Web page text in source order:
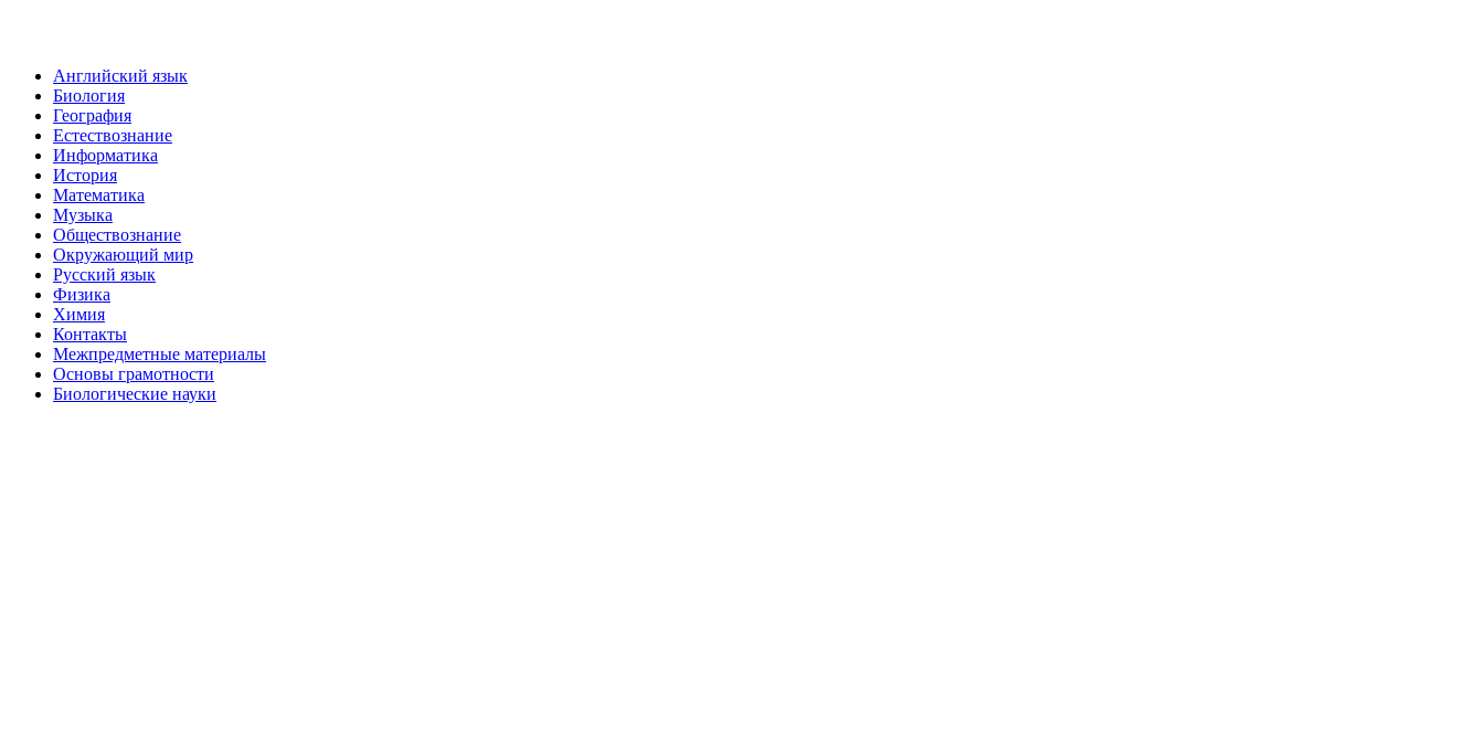
Английский язык
Биология
География
Естествознание
Информатика
История
Математика
Музыка
Обществознание
Окружающий мир
Русский язык
Физика
Химия
Контакты
Межпредметные материалы
Основы грамотности
Биологические науки